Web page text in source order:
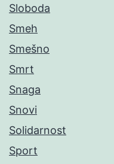
Sloboda
Smeh
Smešno
Smrt
Snaga
Snovi
Solidarnost
Sport